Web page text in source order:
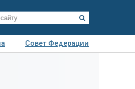
Совет Федерации